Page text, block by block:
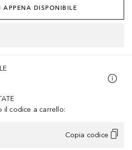
APPENA DISPONIBILE
il codice a carrello:
Copia codice